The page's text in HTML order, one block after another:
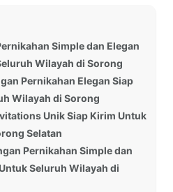
Simple dan Elegan
Wilayah di Sorong
Pernikahan Elegan Siap
Wilayah di Sorong
Unik Siap Kirim Untuk
Selatan
Pernikahan Simple dan
Seluruh Wilayah di